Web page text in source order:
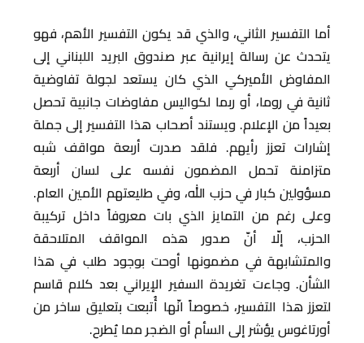
أما التفسير الثاني، والذي قد يكون التفسير الأهم، فهو
يتحدث عن رسالة إيرانية عبر صندوق البريد اللبناني إلى
المفاوض الأميركي الذي كان يستعد لجولة تفاوضية
ثانية في روما، أو ربما لكواليس مفاوضات جانبية تحصل
بعيداً من الإعلام. ويستند أصحاب هذا التفسير إلى جملة
إشارات تعزز رأيهم. فلقد صدرت أربعة مواقف شبه
متزامنة تحمل المضمون نفسه على لسان أربعة
مسؤولين كبار في حزب الله، وفي طليعتهم الأمين العام.
وعلى رغم من التمايز الذي بات معروفاً داخل تركيبة
الحزب، إلّا أنّ صدور هذه المواقف المتلاحقة
والمتشابهة في مضمونها أوحت بوجود طلب في هذا
الشأن. وجاءت تغريدة السفير الإيراني بعد كلام قاسم
لتعزز هذا التفسير، خصوصاً انّها أُتبعت بتعليق ساخر من
أورتاغوس يؤشر إلى السأم أو الضجر مما يُطرح.